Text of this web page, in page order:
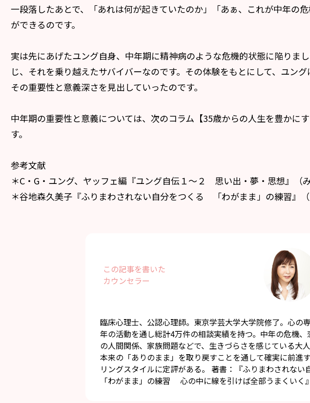
一段落したあとで、「あれは何が起きていたのか」「あぁ、これが中年の
ができるのです。
実は先にあげたユング自身、中年期に精神病のような危機的状態に陥りま
じ、それを乗り越えたサバイバーなのです。その体験をもとにして、ユング
その重要性と意義深さを見出していったのです。
中年期の重要性と意義については、次のコラム【35歳からの人生を豊かに
す。
参考文献
＊C・G・ユング、ヤッフェ編『ユング自伝１～２ 思い出・夢・思想』（み
＊谷地森久美子『ふりまわされない自分をつくる 「わがまま」の練習』（
この記事を書いた
カウンセラー
臨床心理士、公認心理師。東京学芸大学大学院修了。心の
年の活動を通し総計4万件の相談実績を持つ。中年の危機
の人間関係、家族問題などで、生きづらさを感じている大
本来の「ありのまま」を取り戻すことを通して確実に前進
リングスタイルに定評がある。 著書：『ふりまわされない
「わがまま」の練習 心の中に線を引けば全部うまくいく